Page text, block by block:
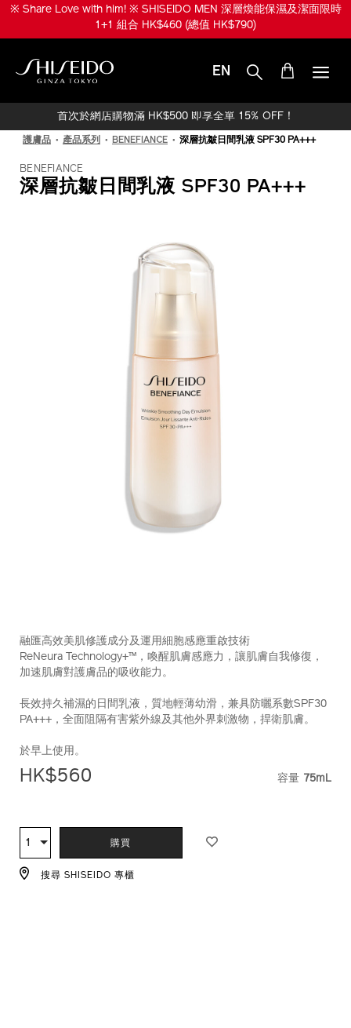
※ Share Love with him! ※ SHISEIDO MEN 深層煥能保濕及潔面限時
1+1 組合 HK$460 (總值 HK$790)
EN
首次於網店購物滿 HK$500 即享全單 15% OFF！
護膚品 產品系列 BENEFIANCE 深層抗皺日間乳液 SPF30 PA+++
BENEFIANCE
深層抗皺日間乳液 SPF30 PA+++
spf30-
pa%2B%2B%2B-
10122754101_hk.html
編
號：
10122754101_hk
融匯高效美肌修護成分及運用細胞感應重啟技術
ReNeura Technology+™，喚醒肌膚感應力，讓肌膚自我修復，
加速肌膚對護膚品的吸收能力。
長效持久補濕的日間乳液，質地輕薄幼滑，兼具防曬系數SPF30
PA+++，全面阻隔有害紫外線及其他外界刺激物，捍衛肌膚。
於早上使用。
HK$560 容量 75mL
TO
CART
OPTIONS
ACTIONS
數
量
1 購買
搜尋 SHISEIDO 專櫃